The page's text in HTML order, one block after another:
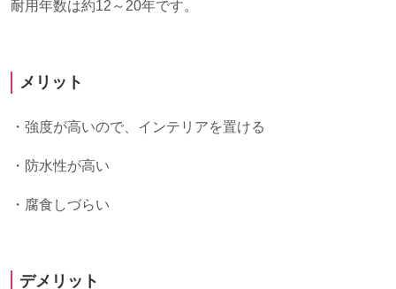
耐用年数は約12 ～ 20年です。
メリット
・強度が高いので、インテリアを置ける
・防水性が高い
・腐食しづらい
デメリット